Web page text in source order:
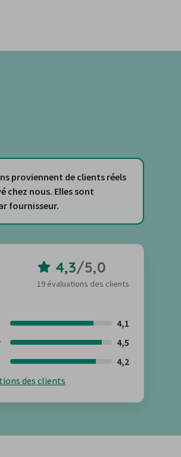
proviennent de clients réels
chez nous. Elles sont
fournisseur.
4,3/5,0
19 évaluations des clients
4,1
4,5
4,2
des clients